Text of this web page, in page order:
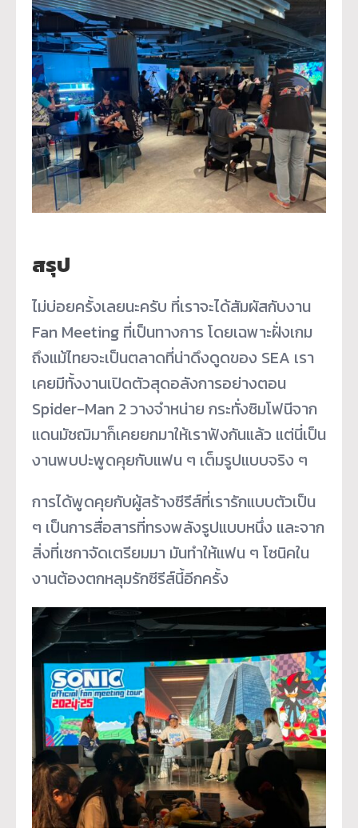
สรุป
ไม่บ่อยครั้งเลยนะครับ ที่เราจะได้สัมผัสกับงาน
Fan Meeting ที่เป็นทางการ โดยเฉพาะฝั่งเกม
ถึงแม้ไทยจะเป็นตลาดที่น่าดึงดูดของ SEA เรา
เคยมีทั้งงานเปิดตัวสุดอลังการอย่างตอน
Spider-Man 2 วางจำหน่าย กระทั่งซิมโฟนีจาก
แดนมัชฌิมาก็เคยยกมาให้เราฟังกันแล้ว แต่นี่เป็น
งานพบปะพูดคุยกับแฟน ๆ เต็มรูปแบบจริง ๆ
การได้พูดคุยกับผู้สร้างซีรีส์ที่เรารักแบบตัวเป็น
ๆ เป็นการสื่อสารที่ทรงพลังรูปแบบหนึ่ง และจาก
สิ่งที่เซกาจัดเตรียมมา มันทำให้แฟน ๆ โซนิคใน
งานต้องตกหลุมรักซีรีส์นี้อีกครั้ง